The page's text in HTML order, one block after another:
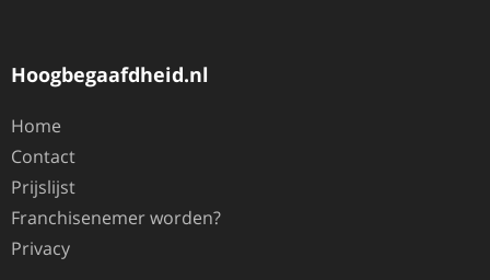
Hoogbegaafdheid.nl
Home
Contact
Prijslijst
Franchisenemer worden?
Privacy